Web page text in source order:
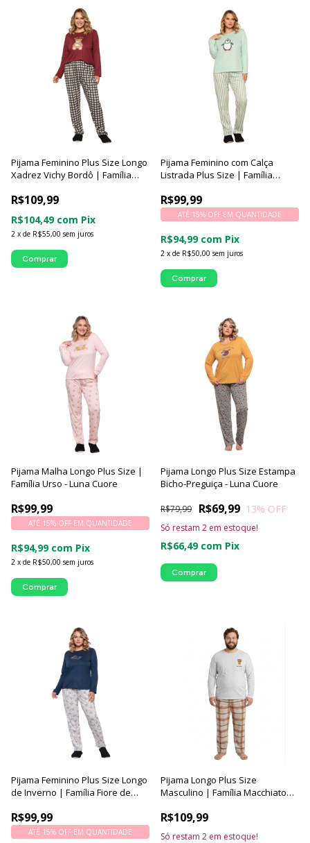
Pijama Feminino Plus Size Longo
Xadrez Vichy Bordô | Família
R$109,99
2 x de R$55,00 sem juros
R$104,49 com Pix
Comprar
Pijama Feminino com Calça
Listrada Plus Size | Família
R$99,99
2 x de R$50,00 sem juros
ATÉ 15% OFF EM QUANTIDADE
R$94,99 com Pix
Comprar
Pijama Malha Longo Plus Size |
Família Urso - Luna Cuore
R$99,99
2 x de R$50,00 sem juros
ATÉ 15% OFF EM QUANTIDADE
R$94,99 com Pix
Comprar
Pijama Longo Plus Size Estampa
Bicho-Preguiça - Luna Cuore
R$69,99
R$79,99 13% OFF
R$66,49 com Pix
Só restam 2 em estoque!
Comprar
Pijama Feminino Plus Size Longo
de Inverno | Família Fiore de
R$99,99
ATÉ 15% OFF EM QUANTIDADE
Pijama Longo Plus Size
Masculino | Família Macchiato
R$109,99
Só restam 2 em estoque!